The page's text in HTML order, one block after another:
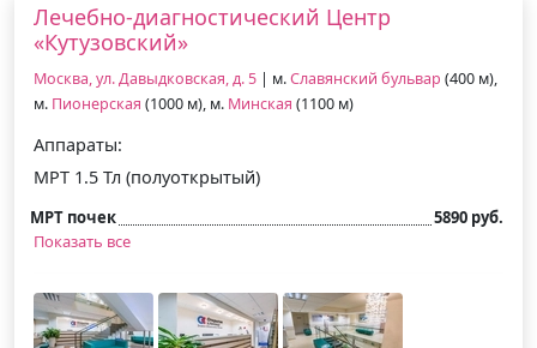
Лечебно-диагностический Центр
«Кутузовский»
Москва, ул. Давыдковская, д. 5 | м.Славянский бульвар (400 м),
м. Пионерская (1000 м), м. Минская (1100 м)
Аппараты:
МРТ 1.5 Тл (полуоткрытый)
МРТ почек
5890 руб.
Показать все